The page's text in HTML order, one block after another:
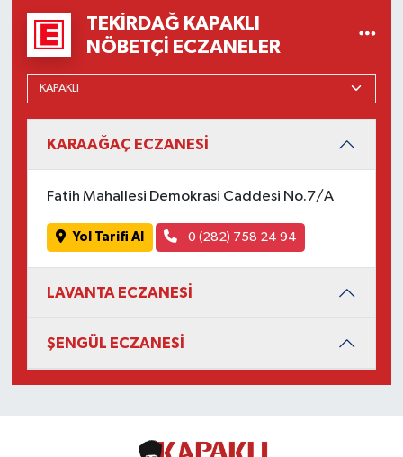
TEKIRDAĞ KAPAKLI
NÖBETÇI ECZANELER
KARAAĞAÇ ECZANESİ
Fatih Mahallesi Demokrasi Caddesi No.7/A
Yol Tarifi Al 0 (282) 758 24 94
LAVANTA ECZANESİ
ŞENGÜL ECZANESİ